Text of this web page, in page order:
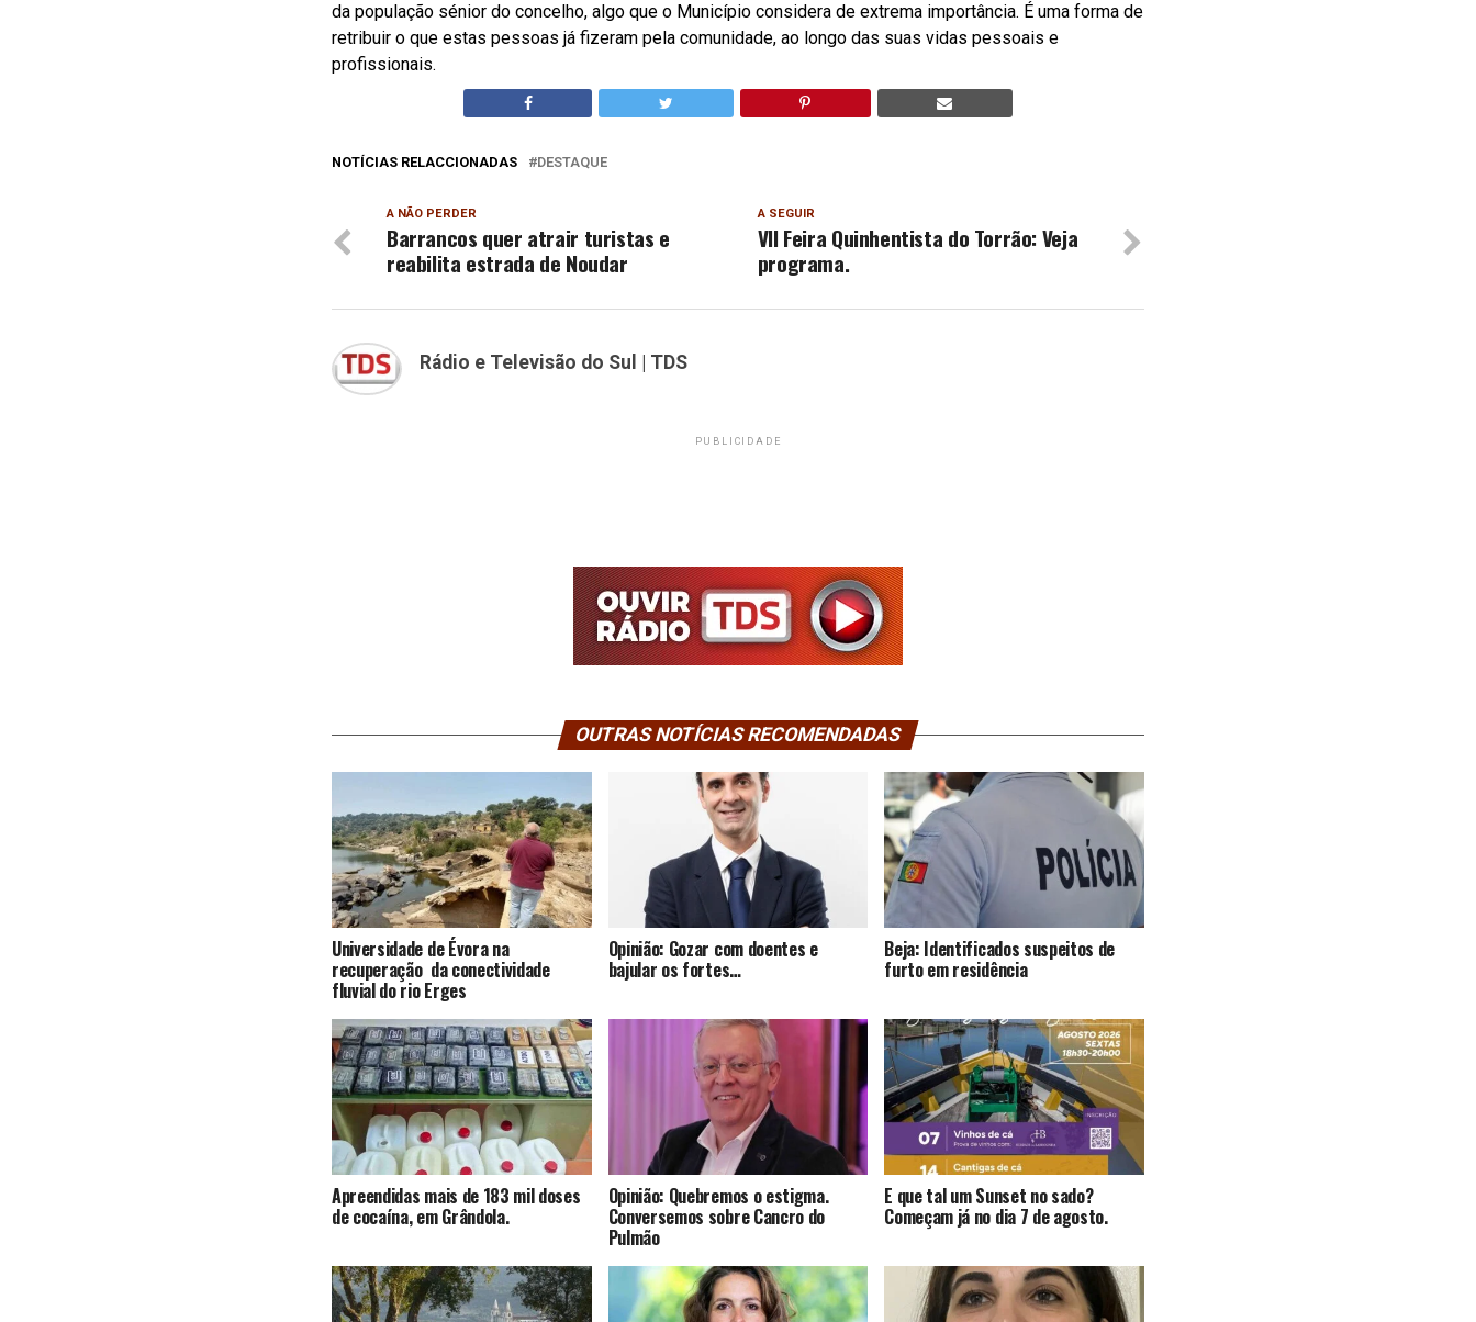
da população sénior do concelho, algo que o Município considera de extrema importância. É uma forma de
retribuir o que estas pessoas já fizeram pela comunidade, ao longo das suas vidas pessoais e
profissionais.
NOTÍCIAS RELACCIONADAS DESTAQUE
A SEGUIR
VII Feira Quinhentista do Torrão: Veja
programa.
A NÃO PERDER
Barrancos quer atrair turistas e
reabilita estrada de Noudar
Rádio e Televisão do Sul | TDS
PUBLICIDADE
OUTRAS NOTÍCIAS RECOMENDADAS
Universidade de Évora na
recuperação da conectividade
fluvial do rio Erges
Opinião: Gozar com doentes e
bajular os fortes…
Beja: Identificados suspeitos de
furto em residência
Apreendidas mais de 183 mil doses
de cocaína, em Grândola.
Opinião: Quebremos o estigma.
Conversemos sobre Cancro do
Pulmão
E que tal um Sunset no sado?
Começam já no dia 7 de agosto.